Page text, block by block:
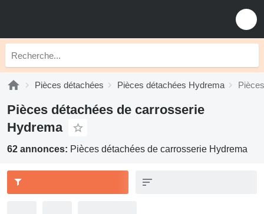
Pièces détachées Pièces détachées Hydrema
Pièces détachées de carrosserie
Hydrema
62 annonces: Pièces détachées de carrosserie Hydrema